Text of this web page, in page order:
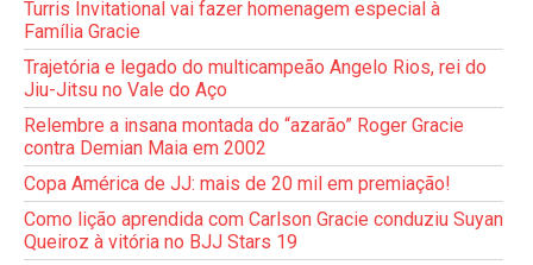
Turris Invitational vai fazer homenagem especial à
Família Gracie
Trajetória e legado do multicampeão Angelo Rios, rei do
Jiu-Jitsu no Vale do Aço
Relembre a insana montada do “azarão” Roger Gracie
contra Demian Maia em 2002
Copa América de JJ: mais de 20 mil em premiação!
Como lição aprendida com Carlson Gracie conduziu Suyan
Queiroz à vitória no BJJ Stars 19